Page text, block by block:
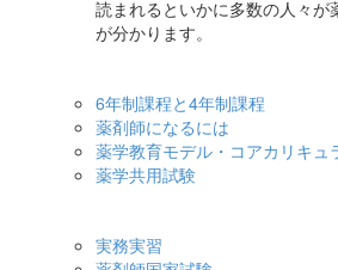
読まれるといかに多数の人々
が分かります。
6年制課程と4年制課程
薬剤師になるには
薬学教育モデル・コアカリキュ
薬学共用試験
実務実習